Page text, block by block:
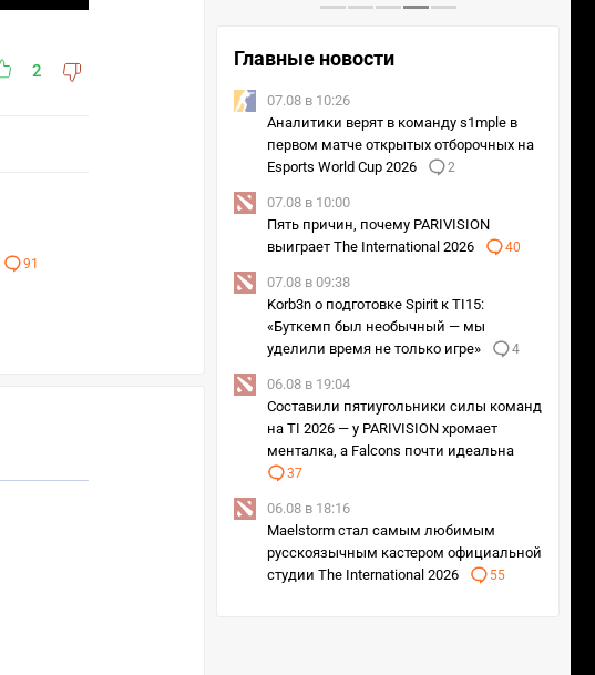
2
91
Главные новости
07.08 в 10:26
Аналитики верят в команду s1mple в
первом матче открытых отборочных на
Esports World Cup 2026
2
07.08 в 10:00
Пять причин, почему PARIVISION
выиграет The International 2026
40
07.08 в 09:38
Korb3n о подготовке Spirit к TI15:
«Буткемп был необычный — мы
уделили время не только игре»
4
06.08 в 19:04
Составили пятиугольники силы команд
на TI 2026 — у PARIVISION хромает
менталка, а Falcons почти идеальна
37
06.08 в 18:16
Maelstorm стал самым любимым
русскоязычным кастером официальной
студии The International 2026
55